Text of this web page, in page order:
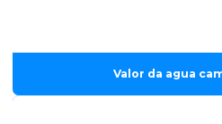
Valor da agua